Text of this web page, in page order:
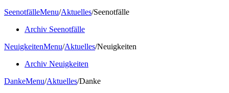
SeenotfälleMenu/Aktuelles/Seenotfälle
Archiv Seenotfälle
NeuigkeitenMenu/Aktuelles/Neuigkeiten
Archiv Neuigkeiten
DankeMenu/Aktuelles/Danke